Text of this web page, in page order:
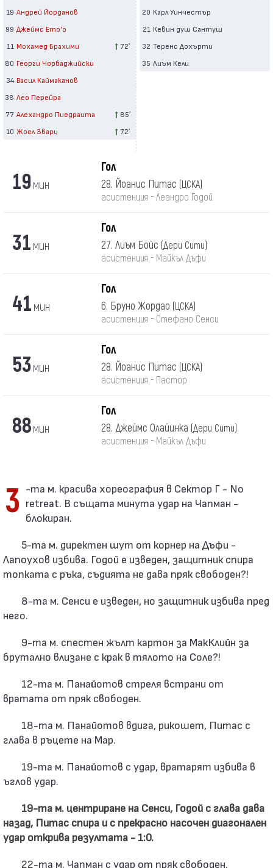
19 Андрей Йорданов
99 Джеймс Ето'о
11 Мохамед Брахими
72′
80 Георги Чорбаджийски
34 Васил Каймаканов
38 Лео Перейра
77 Алехандро Пиедраита
85′
10 Жоел Зварц 72′
20 Карл Уинчестър
21 Кевин душ Сантуш
32 Теренс Дохърти
35 Лиъм Кели
19мин
Гол
28. Йоанис Питас (ЦСКА)
асистенция - Леандро Годой
31 мин
Гол
27. Лиъм Бойс (Дери Сити)
асистенция - Майкъл Дъфи
41 мин
Гол
6. Бруно Жордао (ЦСКА)
асистенция - Стефано Сенси
53мин
Гол
28. Йоанис Питас (ЦСКА)
асистенция - Пастор
88мин
Гол
28. Джеймс Олайинка (Дери Сити)
асистенция - Майкъл Дъфи
3-та м. красива хореография в Сектор Г - No retreat. В същата минута удар на Чапман -
блокиран.
5-та м. директен шут от корнер на Дъфи -
Лапоухов избива. Годой е изведен, защитник спира
топката с ръка, съдията не дава пряк свободен?!
8-та м. Сенси е изведен, но защитник избива пред
него.
9-та м. спестен жълт картон за МакКлийн за
брутално влизане с крак в тялото на Соле?!
12-та м. Панайотов стреля встрани от
вратата от пряк свободен.
18-та м. Панайотов вдига, рикошет, Питас с
глава в ръцете на Мар.
19-та м. Панайотов с удар, вратарят избива в
ъглов удар.
19-та м. центриране на Сенси, Годой с глава дава
назад, Питас спира и с прекрасно насочен диагонален
удар открива резултата - 1:0.
22-та м. Чапман с удар от пряк свободен,